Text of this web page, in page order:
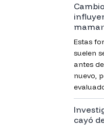
°C.
Estas
suelen
antes
nuevo,
cayó